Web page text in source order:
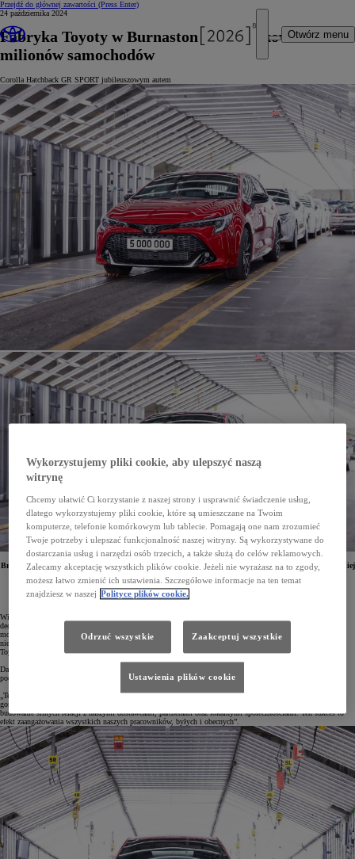
Przejdź do głównej zawartości (Press Enter)
Otwórz menu
24 października 2024
Fabryka Toyoty w Burnaston wyprodukowała 5
milionów samochodów
Corolla Hatchback GR SPORT jubileuszowym autem
Brytyjski zakład Toyoty w Burnaston wyprodukował już 5 milionów samochodów. Fabryka w Wielkiej
Brytanii była pierwszymi zakładem poza Japonią, w którym rozpoczęto montaż aut hybrydowych.
Jubileuszowym 5-milionowym autem okazała się Toyota Corolla Hatchback w wersji GR SPORT.
Wielka Brytania odgrywa niezwykle istotną rolę w europejskiej sieci produkcji Toyoty. Japoński koncern
decyzję o wytwarzaniu aut i podzespołów w tym kraju ogłosił w 1989 roku, a w grudniu 1992 roku z linii
montażowej w Burnaston zjechał pierwszy samochód – Toyota Carina E. W październiku 2024, czyli po
niespełna 32 latach, zakłady opuściło 5-milionowe auto. Jubileuszowym modelem okazała się hybrydowa
Toyota Corolla Hatchback w wersji GR SPORT.
Dariusz Mikołajczak, dyrektor zarządzający fabryki w Burnaston, podsumowując dokonania zakładu,
podkreślił:
„Ten kamień milowy to więcej niż tylko osiągnięcie statystyczne. Pokazuje on nasze zaangażowanie w
gospodarkę, tworzenie coraz lepszych samochodów, korzystanie z najnowocześniejszych technologii oraz
budowanie silnych relacji z naszymi dostawcami, partnerami oraz lokalnymi społecznościami. Ten sukces to
efekt zaangażowania wszystkich naszych pracowników, byłych i obecnych”.
Wykorzystujemy pliki cookie, aby ulepszyć naszą
witrynę
Chcemy ułatwić Ci korzystanie z naszej strony i usprawnić świadczenie usług,
dlatego wykorzystujemy pliki cookie, które są umieszczane na Twoim
komputerze, telefonie komórkowym lub tablecie. Pomagają one nam zrozumieć
Twoje potrzeby i ulepszać funkcjonalność naszej witryny. Są wykorzystywane do
dostarczania usług i narzędzi osób trzecich, a także służą do celów reklamowych.
Zalecamy akceptację wszystkich plików cookie. Jeżeli nie wyrażasz na to zgody,
możesz łatwo zmienić ich ustawienia. Szczegółowe informacje na ten temat
znajdziesz w naszej Polityce plików cookie.
Odrzuć wszystkie Zaakceptuj wszystkie
Ustawienia plików cookie